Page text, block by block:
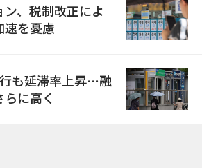
、税制改正によ
速を憂慮
も延滞率上昇…融
に高く